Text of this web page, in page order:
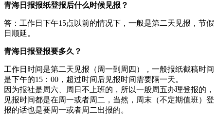
青海日报报纸登报后什么时候见报？
答：工作日下午15点以前的情况下，一般是第二天见报，节假
日顺延。
青海日报登报要多久？
工作日时间是第二天见报（周一到周四），一般报纸截稿时间
是下午的15：00，超过时间后见报时间需要隔一天。
因为报社是周六、周日不上班的，所以一般周五办理登报的，
见报时间都是在周一或者周二，当然，周末（不定期值班）登
报的话也是要周一或者周二出报的。